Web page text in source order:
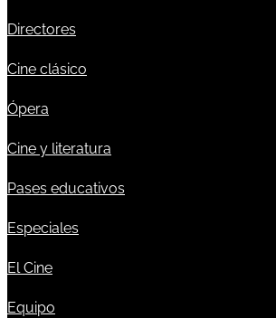
Directores
Cine clásico
Ópera
Cine y literatura
Pases educativos
Especiales
El Cine
Equipo